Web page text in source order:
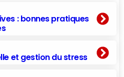
: bonnes pratiques
et gestion du stress